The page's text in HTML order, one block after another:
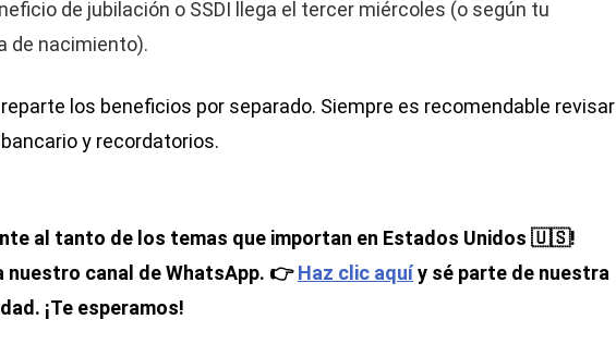
de jubilación o SSDI llega el tercer miércoles (o según tu
de nacimiento).
reparte los beneficios por separado. Siempre es recomendable revisar
y recordatorios.
al tanto de los temas que importan en Estados Unidos 🇺🇸!
nuestro canal de WhatsApp. 👉Haz clic aquíy sé parte de nuestra
¡Te esperamos!